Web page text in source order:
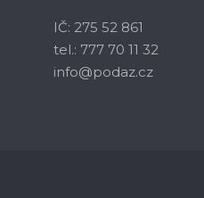
IČ: 275 52 861
tel.: 777 70 11 32
info@podaz.cz